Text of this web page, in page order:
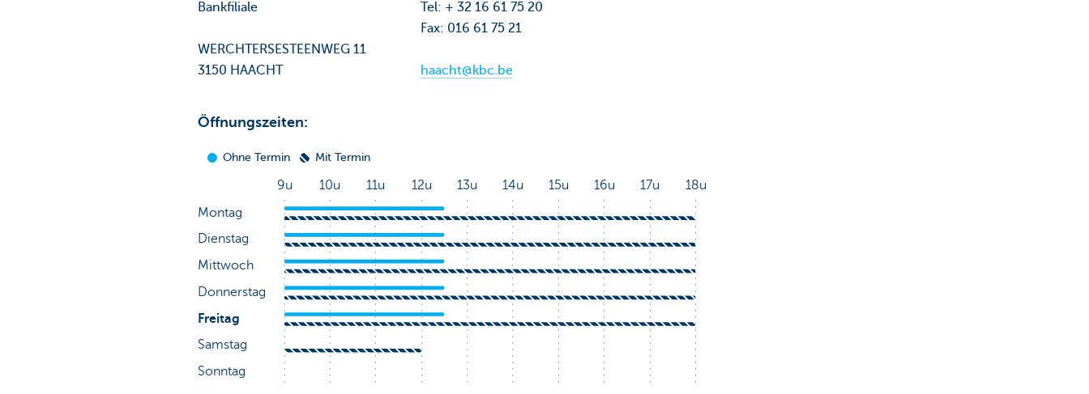
Bankfiliale
WERCHTERSESTEENWEG 11
3150 HAACHT
Tel: + 32 16 61 75 20
Fax: 016 61 75 21
haacht@kbc.be
Öffnungszeiten: